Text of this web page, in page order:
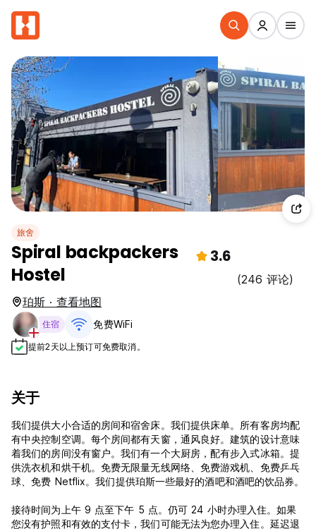
旅舍
Spiral backpackers
Hostel
3.6
(246 评论)
珀斯 · 查看地图
住宿 免费WiFi
提前2天以上预订可免费取消。
关于
我们提供大小合适的房间和宿舍床。我们提供床单。所有客房均配
有中央控制空调。每个房间都有天窗，通风良好。建筑的设计意味
着我们的房间没有窗户。我们有一个大厨房，配有步入式冰箱。提
供洗衣机和烘干机。免费无限量无线网络、免费游戏机、免费乒乓
球、免费 Netflix。我们提供珀斯一些最好的酒吧和酒吧的饮品券。
接待时间为上午 9 点至下午 5 点。仍可 24 小时办理入住。如果
您没有护照和有效的支付卡，我们可能无法为您办理入住。延迟退